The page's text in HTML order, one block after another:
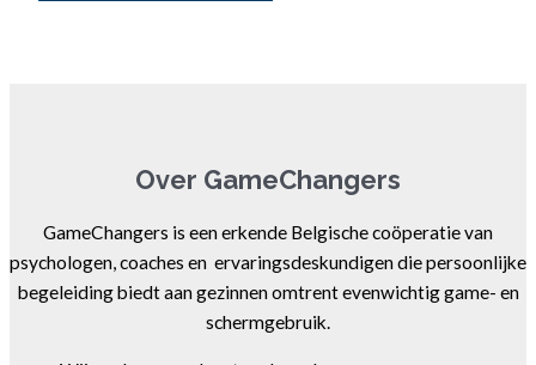
Over GameChangers
GameChangers is een erkende Belgische coöperatie van
psychologen, coaches en ervaringsdeskundigen die persoonlijke
begeleiding biedt aan gezinnen omtrent evenwichtig game- en
schermgebruik.